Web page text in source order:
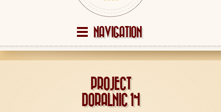
NAVIGATION
PROJECT
DORALNIC 14